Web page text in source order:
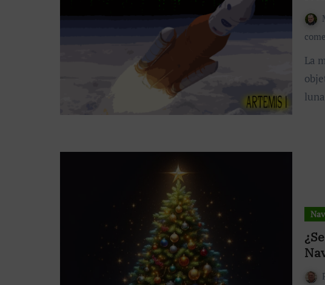
La misión Artemis de la Nasa tiene como